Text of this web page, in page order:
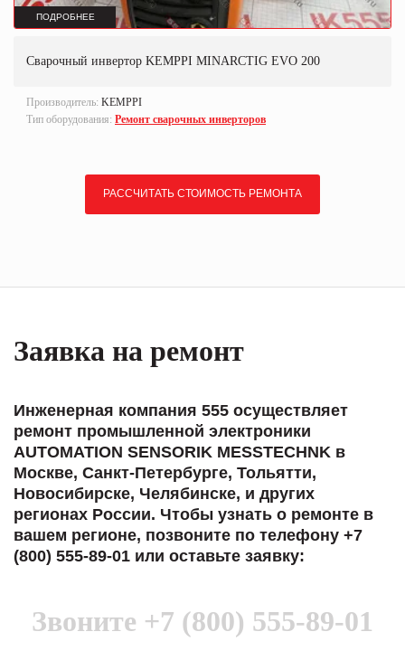
ПОДРОБНЕЕ
Сварочный инвертор KEMPPI MINARCTIG EVO 200
Производитель: KEMPPI
Тип оборудования: Ремонт сварочных инверторов
РАССЧИТАТЬ СТОИМОСТЬ РЕМОНТА
Заявка на ремонт
Инженерная компания 555 осуществляет
ремонт промышленной электроники
AUTOMATION SENSORIK MESSTECHNK в
Москве, Санкт-Петербурге, Тольятти,
Новосибирске, Челябинске, и других
регионах России. Чтобы узнать о ремонте в
вашем регионе, позвоните по телефону +7
(800) 555-89-01 или оставьте заявку:
Звоните +7 (800) 555-89-01